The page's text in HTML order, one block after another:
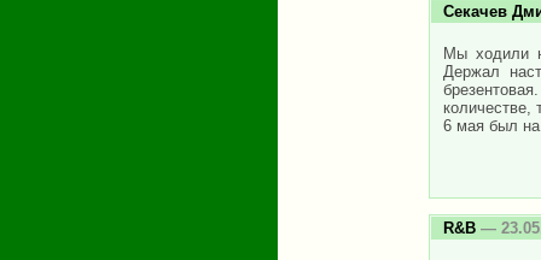
Секачев
Мы ходили
Держал
количестве,
6 мая был на
R&B —